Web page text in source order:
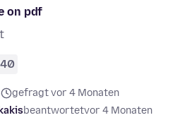
on pdf
gefragt vor 4 Monaten
beantwortetvor 4 Monaten